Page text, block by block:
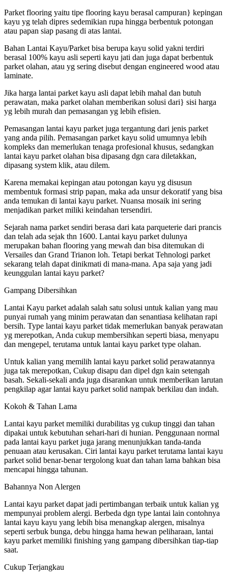
Parket flooring yaitu tipe flooring kayu berasal campuran} kepingan
kayu yg telah dipres sedemikian rupa hingga berbentuk potongan
atau papan siap pasang di atas lantai.
Bahan Lantai Kayu/Parket bisa berupa kayu solid yakni terdiri
berasal 100% kayu asli seperti kayu jati dan juga dapat berbentuk
parket olahan, atau yg sering disebut dengan engineered wood atau
laminate.
Jika harga lantai parket kayu asli dapat lebih mahal dan butuh
perawatan, maka parket olahan memberikan solusi dari} sisi harga
yg lebih murah dan pemasangan yg lebih efisien.
Pemasangan lantai kayu parket juga tergantung dari jenis parket
yang anda pilih. Pemasangan parket kayu solid umumnya lebih
kompleks dan memerlukan tenaga profesional khusus, sedangkan
lantai kayu parket olahan bisa dipasang dgn cara diletakkan,
dipasang system klik, atau dilem.
Karena memakai kepingan atau potongan kayu yg disusun
membentuk formasi strip papan, maka ada unsur dekoratif yang bisa
anda temukan di lantai kayu parket. Nuansa mosaik ini sering
menjadikan parket miliki keindahan tersendiri.
Sejarah nama parket sendiri berasa dari kata parqueterie dari prancis
dan telah ada sejak thn 1600. Lantai kayu parket dulunya
merupakan bahan flooring yang mewah dan bisa ditemukan di
Versailes dan Grand Trianon loh. Tetapi berkat Tehnologi parket
sekarang telah dapat dinikmati di mana-mana. Apa saja yang jadi
keunggulan lantai kayu parket?
Gampang Dibersihkan
Lantai Kayu parket adalah salah satu solusi untuk kalian yang mau
punyai rumah yang minim perawatan dan senantiasa kelihatan rapi
bersih. Type lantai kayu parket tidak memerlukan banyak perawatan
yg merepotkan, Anda cukup membersihkan seperti biasa, menyapu
dan mengepel, terutama untuk lantai kayu parket type olahan.
Untuk kalian yang memilih lantai kayu parket solid perawatannya
juga tak merepotkan, Cukup disapu dan dipel dgn kain setengah
basah. Sekali-sekali anda juga disarankan untuk memberikan larutan
pengkilap agar lantai kayu parket solid nampak berkilau dan indah.
Kokoh & Tahan Lama
Lantai kayu parket memiliki durabilitas yg cukup tinggi dan tahan
dipakai untuk kebutuhan sehari-hari di hunian. Penggunaan normal
pada lantai kayu parket juga jarang menunjukkan tanda-tanda
penuaan atau kerusakan. Ciri lantai kayu parket terutama lantai kayu
parket solid benar-benar tergolong kuat dan tahan lama bahkan bisa
mencapai hingga tahunan.
Bahannya Non Alergen
Lantai kayu parket dapat jadi pertimbangan terbaik untuk kalian yg
mempunyai problem alergi. Berbeda dgn type lantai lain contohnya
lantai kayu kayu yang lebih bisa menangkap alergen, misalnya
seperti serbuk bunga, debu hingga hama hewan peliharaan, lantai
kayu parket memiliki finishing yang gampang dibersihkan tiap-tiap
saat.
Cukup Terjangkau